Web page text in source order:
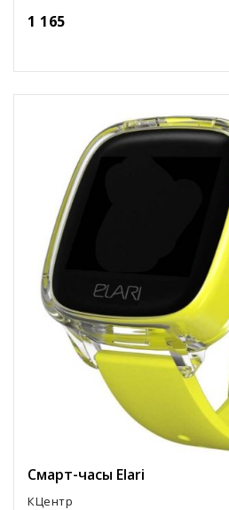
1 165
Смарт-часы Elari
КЦентр